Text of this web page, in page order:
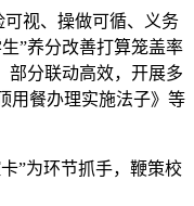
视、操做可循、义务
”养分改善打算笼盖率
部分联动高效，开展多
用餐办理实施法子》等
”为环节抓手，鞭策校